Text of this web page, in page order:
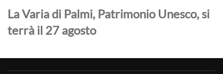
La Varia di Palmi, Patrimonio Unesco, si
terrà il 27 agosto